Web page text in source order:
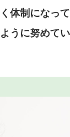
体制になっ
うに努めてい